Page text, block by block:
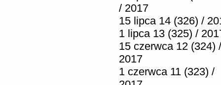
/ 2017
15 lipca 14 (326) /
1 lipca 13 (325) /
15 czerwca 12 (324) /
2017
1 czerwca 11 (323) /